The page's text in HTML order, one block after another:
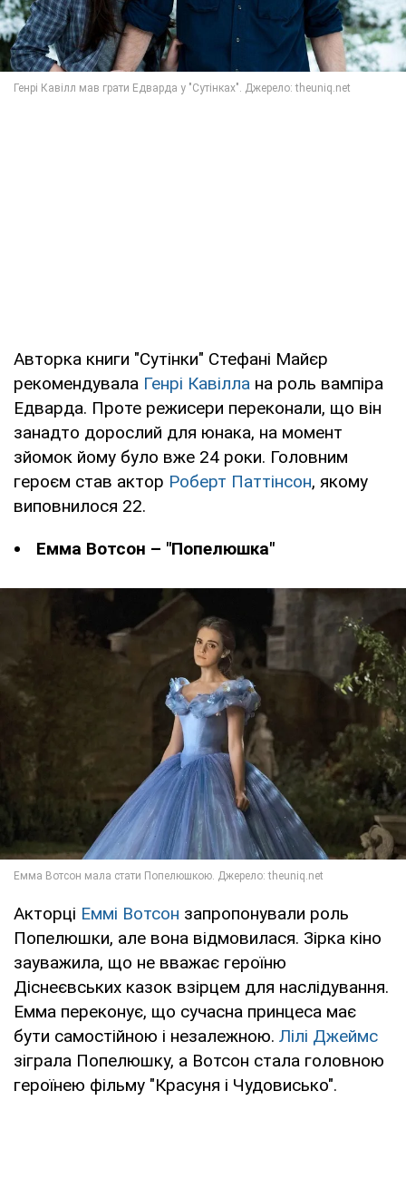
Авторка книги "Сутінки" Стефані Майєр
рекомендувала Генрі Кавілла на роль вампіра
Едварда. Проте режисери переконали, що він
занадто дорослий для юнака, на момент
зйомок йому було вже 24 роки. Головним
героєм став актор Роберт Паттінсон, якому
виповнилося 22.
Емма Вотсон – "Попелюшка"
Акторці Еммі Вотсон запропонували роль
Попелюшки, але вона відмовилася. Зірка кіно
зауважила, що не вважає героїню
Діснеєвських казок взірцем для наслідування.
Емма переконує, що сучасна принцеса має
бути самостійною і незалежною. Лілі Джеймс
зіграла Попелюшку, а Вотсон стала головною
героїнею фільму "Красуня і Чудовисько".